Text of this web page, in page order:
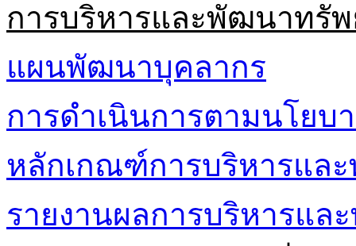
การบริหารและพัฒนาทรั
แผนพัฒนาบุคลากร
การดำเนินการตามนโยบ
หลักเกณฑ์การบริหารแล
รายงานผลการบริหารแ